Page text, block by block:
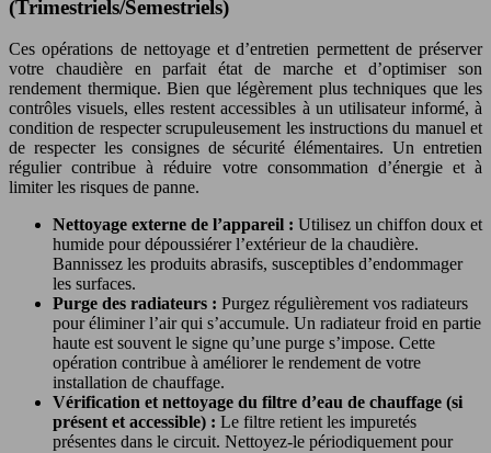
(Trimestriels/Semestriels)
Ces opérations de nettoyage et d’entretien permettent de préserver
votre chaudière en parfait état de marche et d’optimiser son
rendement thermique. Bien que légèrement plus techniques que les
contrôles visuels, elles restent accessibles à un utilisateur informé, à
condition de respecter scrupuleusement les instructions du manuel et
de respecter les consignes de sécurité élémentaires. Un entretien
régulier contribue à réduire votre consommation d’énergie et à
limiter les risques de panne.
Nettoyage externe de l’appareil : Utilisez un chiffon doux et
humide pour dépoussiérer l’extérieur de la chaudière.
Bannissez les produits abrasifs, susceptibles d’endommager
les surfaces.
Purge des radiateurs : Purgez régulièrement vos radiateurs
pour éliminer l’air qui s’accumule. Un radiateur froid en partie
haute est souvent le signe qu’une purge s’impose. Cette
opération contribue à améliorer le rendement de votre
installation de chauffage.
Vérification et nettoyage du filtre d’eau de chauffage (si
présent et accessible) : Le filtre retient les impuretés
présentes dans le circuit. Nettoyez-le périodiquement pour